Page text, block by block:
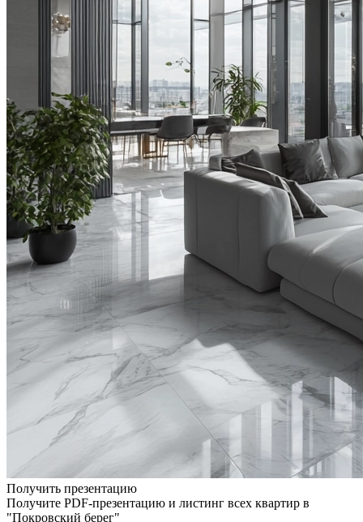
Получить презентацию
Получите PDF-презентацию и листинг всех квартир в
"Покровский берег"